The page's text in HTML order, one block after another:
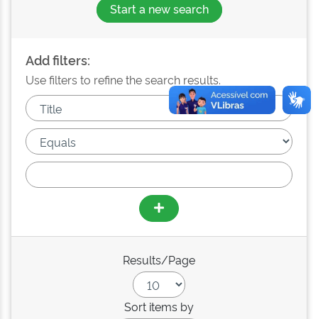
Start a new search
Add filters:
Use filters to refine the search results.
Results/Page
Sort items by